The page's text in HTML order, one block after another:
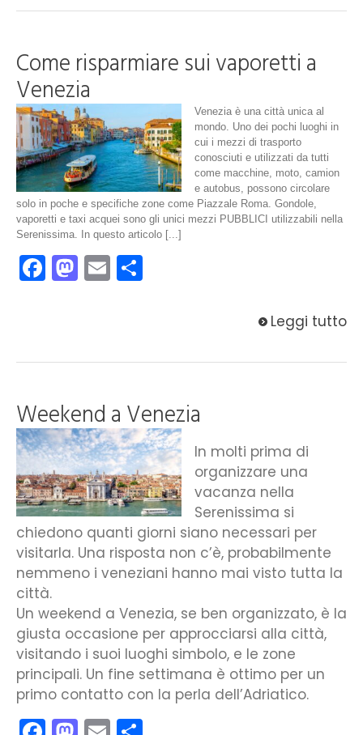
Come risparmiare sui vaporetti a
Venezia
Venezia è una città unica al
mondo. Uno dei pochi luoghi in
cui i mezzi di trasporto
conosciuti e utilizzati da tutti
come macchine, moto, camion
e autobus, possono circolare
solo in poche e specifiche zone come Piazzale Roma. Gondole,
vaporetti e taxi acquei sono gli unici mezzi PUBBLICI utilizzabili nella
Serenissima. In questo articolo [...]
Facebook
Mastodon
Email
Leggi tutto
Weekend a Venezia
In molti prima di
organizzare una
vacanza nella
Serenissima si
chiedono quanti giorni siano necessari per
visitarla. Una risposta non c’è, probabilmente
nemmeno i veneziani hanno mai visto tutta la
città.
Un weekend a Venezia, se ben organizzato, è la
giusta occasione per approcciarsi alla città,
visitando i suoi luoghi simbolo, e le zone
principali. Un fine settimana è ottimo per un
primo contatto con la perla dell’Adriatico.